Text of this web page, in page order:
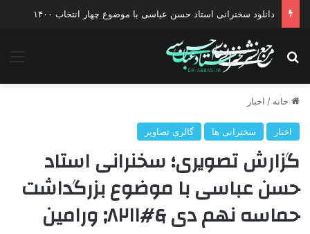
دانلود گفتگو با موضوع جنگ دیپلماتیک آمریکا علیه ایران
جستجو برای
خانه / اخبار
اخبار سخنرانی ها گالری تصاویر
گزارش تصویری؛ سخنرانی استاد
حسن عباسی با موضوع بزرگداشت
حماسه نهم دی &#۸۲۱۱; ورامین